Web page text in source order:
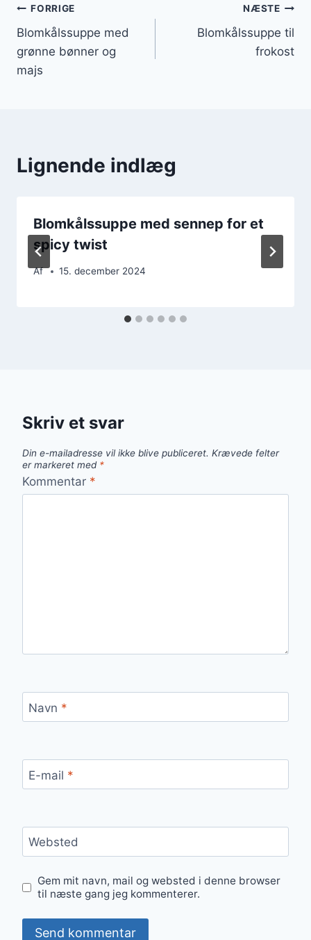
Indlægsnavigation
FORRIGE
Blomkålssuppe med
grønne bønner og
majs
NÆSTE
Blomkålssuppe til
frokost
Lignende indlæg
Blomkålssuppe med sennep for et
spicy twist
Af 15. december 2024
Skriv et svar
Din e-mailadresse vil ikke blive publiceret. Krævede felter
er markeret med *
Kommentar *
Navn *
E-mail *
Websted
Gem mit navn, mail og websted i denne browser
til næste gang jeg kommenterer.